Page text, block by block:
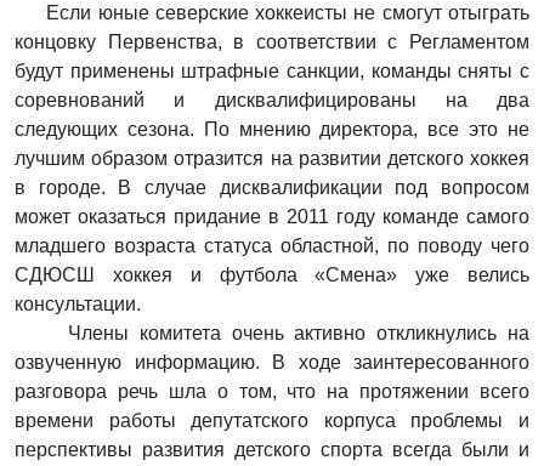
Если юные северские хоккеисты не смогут отыграть
концовку Первенства, в соответствии с Регламентом
будут применены штрафные санкции, команды сняты с
соревнований и дисквалифицированы на два
следующих сезона. По мнению директора, все это не
лучшим образом отразится на развитии детского хоккея
в городе. В случае дисквалификации под вопросом
может оказаться придание в 2011 году команде самого
младшего возраста статуса областной, по поводу чего
СДЮСШ хоккея и футбола «Смена» уже велись
консультации.
Члены комитета очень активно откликнулись на
озвученную информацию. В ходе заинтересованного
разговора речь шла о том, что на протяжении всего
времени работы депутатского корпуса проблемы и
перспективы развития детского спорта всегда были и